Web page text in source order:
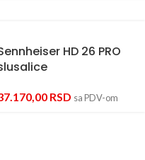
HD 26 PRO
RSD sa PDV-om